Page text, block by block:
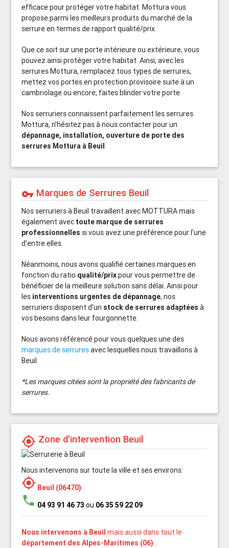
efficace pour protéger votre habitat. Mottura vous
propose parmi les meilleurs produits du marché de la
serrure en termes de rapport qualité/prix.
Que ce soit sur une porte intérieure ou extérieure, vous
pouvez ainsi protéger votre habitat. Ainsi, avec les
serrures Mottura, remplacez tous types de serrures,
mettez vos portes en protection provisoire suite à un
cambriolage ou encore, faites blinder votre porte.
Nos serruriers connaissent parfaitement les serrures
Mottura, n’hésitez pas à nous contacter pour un
dépannage, installation, ouverture de porte des
serrures Mottura à Beuil.
vpn_key Marques de Serrures Beuil
Nos serruriers à Beuil travaillent avec MOTTURA mais
également avec toute marque de serrures
professionnelles si vous avez une préférence pour l’une
d’entre elles.
Néanmoins, nous avons qualifié certaines marques en
fonction du ratio qualité/prixpour vous permettre de
bénéficier de la meilleure solution sans délai. Ainsi pour
les interventions urgentes de dépannage, nos
serruriers disposent d’un stock de serrures adaptées à
vos besoins dans leur fourgonnette.
Nous avons référencé pour vous quelques une des
marques de serruresavec lesquelles nous travaillons à
Beuil.
*Les marques citées sont la propriété des fabricants de
serrures.
my_location Zone d'intervention Beuil
Nous intervenons sur toute la ville et ses environs:
my_location Beuil (06470)
phone 04 93 91 46 73 ou 06 35 59 22 09
Nous intervenons à Beuil mais aussi dans tout le
département des Alpes-Maritimes (06).